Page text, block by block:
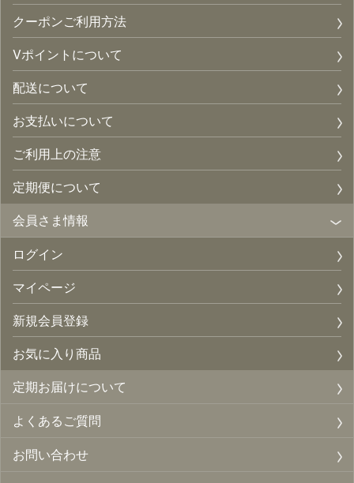
クーポンご利用方法
Vポイントについて
配送について
お支払いについて
ご利用上の注意
定期便について
会員さま情報
ログイン
マイページ
新規会員登録
お気に入り商品
定期お届けについて
よくあるご質問
お問い合わせ